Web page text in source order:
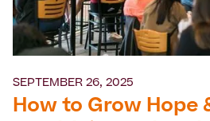
SEPTEMBER 26, 2025
How to Grow Hope